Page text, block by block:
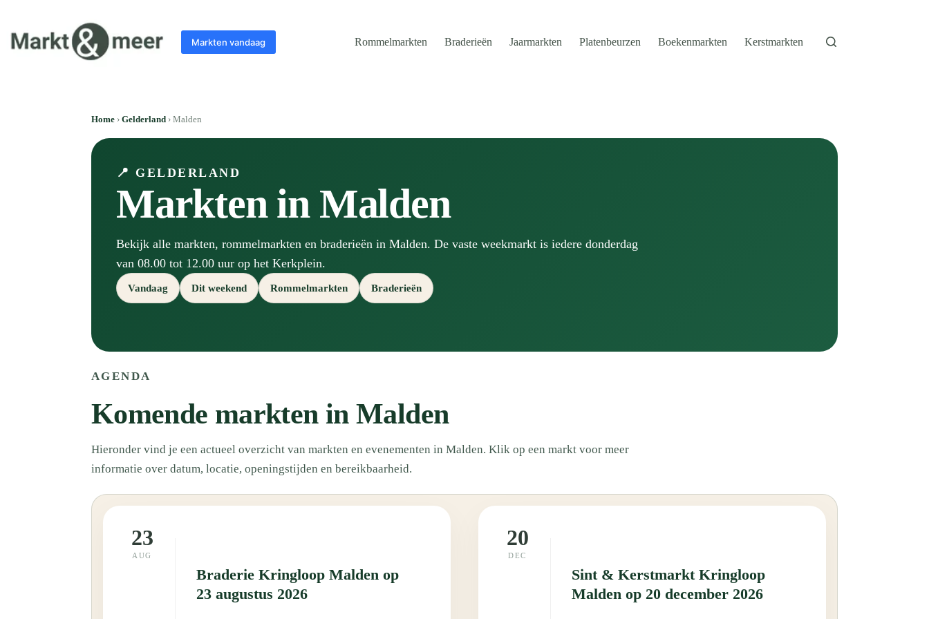
Markten vandaag Rommelmarkten Braderieën Jaarmarkten Platenbeurzen Boekenmarkten Kerstmarkten
Home › Gelderland › Malden
📍 GELDERLAND
Markten in Malden
Bekijk alle markten, rommelmarkten en braderieën in Malden. De vaste weekmarkt is iedere donderdag
van 08.00 tot 12.00 uur op het Kerkplein.
Vandaag Dit weekend Rommelmarkten Braderieën
AGENDA
Komende markten in Malden
Hieronder vind je een actueel overzicht van markten en evenementen in Malden. Klik op een markt voor meer
informatie over datum, locatie, openingstijden en bereikbaarheid.
23
AUG
Braderie Kringloop Malden op
23 augustus 2026
20
DEC
Sint & Kerstmarkt Kringloop
Malden op 20 december 2026